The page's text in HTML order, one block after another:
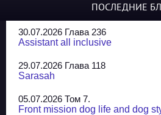
ПОСЛЕДНИЕ
30.07.2026 Глава 236
Assistant all inclusive
29.07.2026 Глава 118
Sarasah
05.07.2026 Том 7.
Front mission dog life and dog